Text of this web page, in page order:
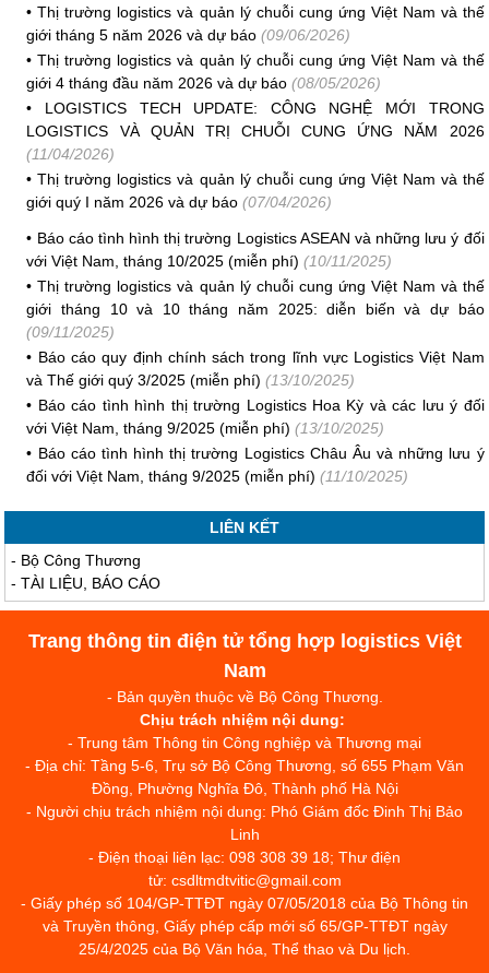
•Thị trường logistics và quản lý chuỗi cung ứng Việt Nam và thế
giới tháng 5 năm 2026 và dự báo (09/06/2026)
•Thị trường logistics và quản lý chuỗi cung ứng Việt Nam và thế
giới 4 tháng đầu năm 2026 và dự báo (08/05/2026)
• LOGISTICS TECH UPDATE: CÔNG NGHỆ MỚI TRONG
LOGISTICS VÀ QUẢN TRỊ CHUỖI CUNG ỨNG NĂM 2026
(11/04/2026)
•Thị trường logistics và quản lý chuỗi cung ứng Việt Nam và thế
giới quý I năm 2026 và dự báo (07/04/2026)
• Báo cáo tình hình thị trường Logistics ASEAN và những lưu ý đối
với Việt Nam, tháng 10/2025 (miễn phí) (10/11/2025)
•Thị trường logistics và quản lý chuỗi cung ứng Việt Nam và thế
giới tháng 10 và 10 tháng năm 2025: diễn biến và dự báo
(09/11/2025)
• Báo cáo quy định chính sách trong lĩnh vực Logistics Việt Nam
và Thế giới quý 3/2025 (miễn phí) (13/10/2025)
• Báo cáo tình hình thị trường Logistics Hoa Kỳ và các lưu ý đối
với Việt Nam, tháng 9/2025 (miễn phí) (13/10/2025)
• Báo cáo tình hình thị trường Logistics Châu Âu và những lưu ý
đối với Việt Nam, tháng 9/2025 (miễn phí) (11/10/2025)
LIÊN KẾT
- Bộ Công Thương
-TÀI LIỆU, BÁO CÁO
Trang thông tin điện tử tổng hợp logistics Việt
Nam
- Bản quyền thuộc về Bộ Công Thương.
Chịu trách nhiệm nội dung:
- Trung tâm Thông tin Công nghiệp và Thương mại
- Địa chỉ: Tầng 5-6, Trụ sở Bộ Công Thương, số 655 Phạm Văn
Đồng, Phường Nghĩa Đô, Thành phố Hà Nội
- Người chịu trách nhiệm nội dung: Phó Giám đốc Đinh Thị Bảo
Linh
- Điện thoại liên lạc: 098 308 39 18; Thư điện
tử: csdltmdtvitic@gmail.com
- Giấy phép số 104/GP-TTĐT ngày 07/05/2018 của Bộ Thông tin
và Truyền thông, Giấy phép cấp mới số 65/GP-TTĐT ngày
25/4/2025 của Bộ Văn hóa, Thể thao và Du lịch.